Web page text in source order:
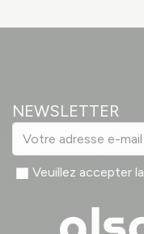
NEWSLETTER
Veuillez accepter la